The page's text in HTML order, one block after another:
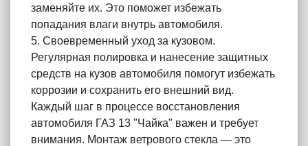
заменяйте их. Это поможет избежать
попадания влаги внутрь автомобиля.
5. Своевременный уход за кузовом.
Регулярная полировка и нанесение защитных
средств на кузов автомобиля помогут избежать
коррозии и сохранить его внешний вид.
Каждый шаг в процессе восстановления
автомобиля ГАЗ 13 "Чайка" важен и требует
внимания. Монтаж ветрового стекла — это